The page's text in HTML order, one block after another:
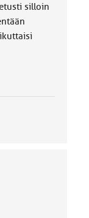
silloin